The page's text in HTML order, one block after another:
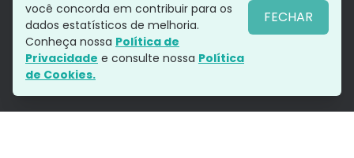
Siga-nos
você concorda em contribuir para os
dados estatísticos de melhoria.
Conheça nossa Política de
Privacidade e consulte nossa Política
de Cookies.
FECHAR